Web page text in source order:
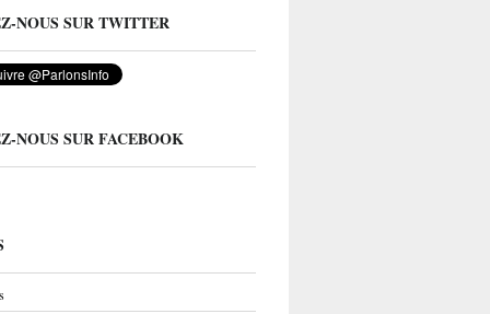
NOUS SUR TWITTER
NOUS SUR FACEBOOK